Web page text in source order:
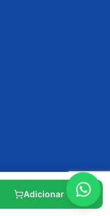
Adicionar